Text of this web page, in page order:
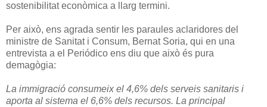
sostenibilitat econòmica a llarg termini.
Per això, ens agrada sentir les paraules aclaridores del
ministre de Sanitat i Consum, Bernat Soria, qui en una
entrevista a el Periódico ens diu que això és pura
demagògia:
La immigració consumeix el 4,6% dels serveis sanitaris i
aporta al sistema el 6,6% dels recursos. La principal